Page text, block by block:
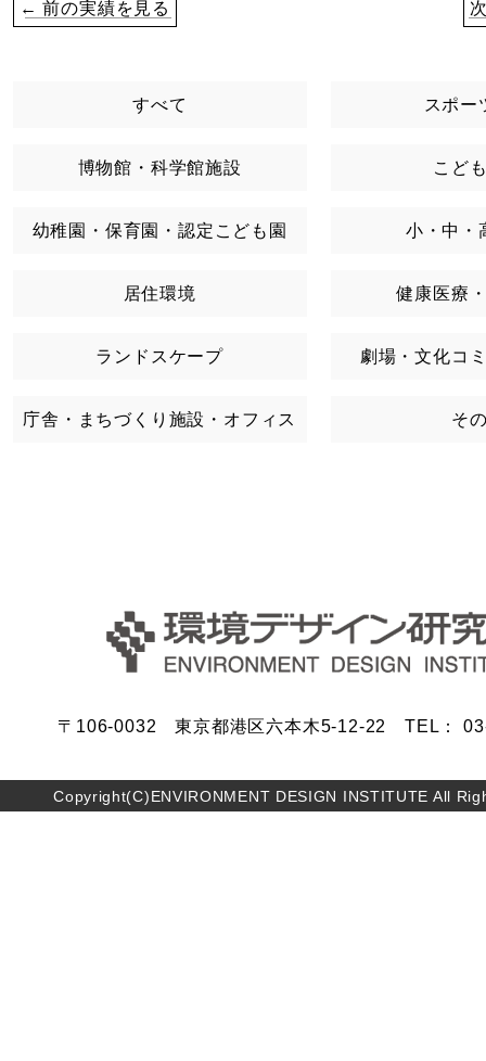
← 前の実績を見る
すべて スポー
博物館・科学館施設 こど
幼稚園・保育園・認定こども園 小・中・
居住環境 健康医療
ランドスケープ 劇場・文化コ
庁舎・まちづくり施設・オフィス そ
〒106-0032 東京都港区六本木5-12-22 TEL：
Copyright(C)ENVIRONMENT DESIGN INSTITUTE All